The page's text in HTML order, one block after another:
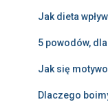
Jak dieta
5 powodów,
Jak się
Dlaczego